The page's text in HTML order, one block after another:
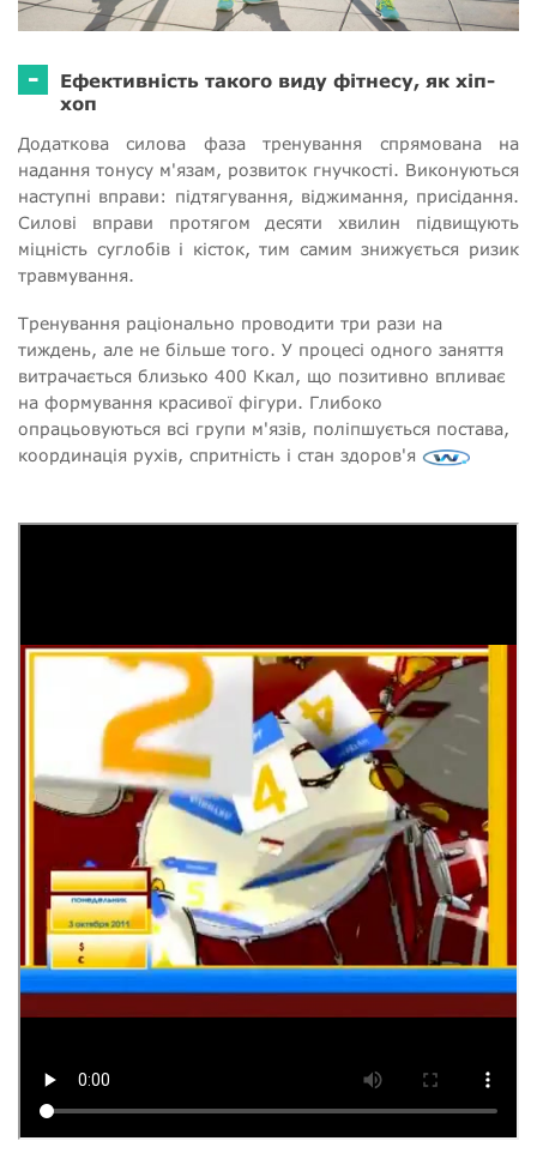
-
Ефективність такого виду фітнесу, як хіп-
хоп
Додаткова силова фаза тренування спрямована на
надання тонусу м'язам, розвиток гнучкості. Виконуються
наступні вправи: підтягування, віджимання, присідання.
Силові вправи протягом десяти хвилин підвищують
міцність суглобів і кісток, тим самим знижується ризик
травмування.
Тренування раціонально проводити три рази на
тиждень, але не більше того. У процесі одного заняття
витрачається близько 400 Ккал, що позитивно впливає
на формування красивої фігури. Глибоко
опрацьовуються всі групи м'язів, поліпшується постава,
координація рухів, спритність і стан здоров'я